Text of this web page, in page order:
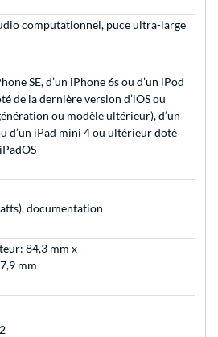
computationnel, puce ultra-large
SE, d’un iPhone 6s ou d’un iPod
de la dernière version d’iOS ou
ou modèle ultérieur), d’un
d’un iPad mini 4 ou ultérieur doté
documentation
84,3 mm x
mm